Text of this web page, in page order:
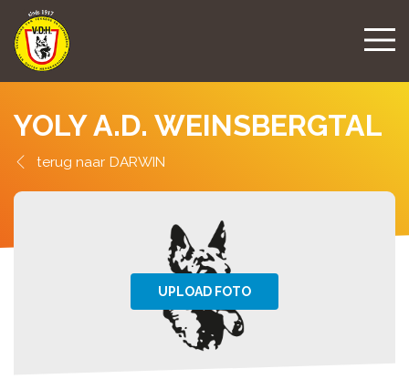
YOLY A.D. WEINSBERGTAL
DARWIN